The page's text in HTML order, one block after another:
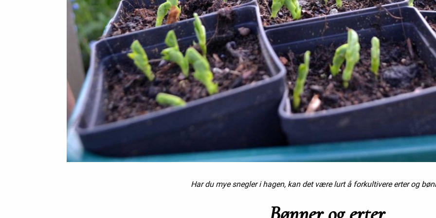
Har du mye snegler i hagen, kan det være lurt å forkultivere erter og